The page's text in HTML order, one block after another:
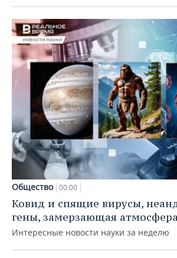
Общество 00:00
Ковид и спящие вирусы,
гены, замерзающая
Интересные новости науки за неделю